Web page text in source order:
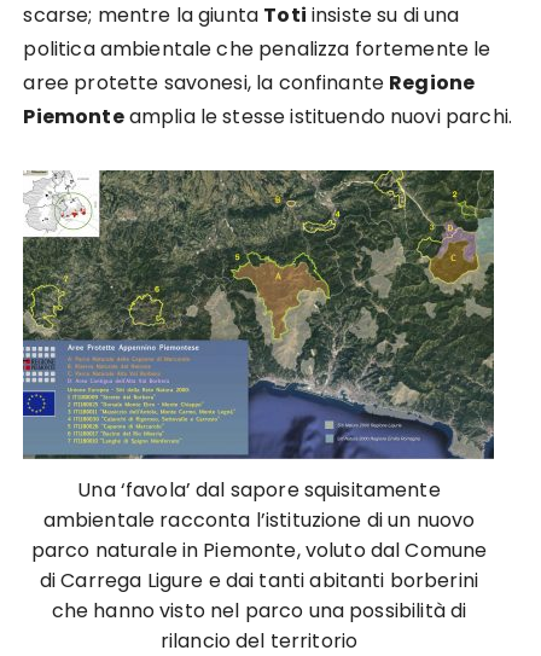
scarse; mentre la giunta Toti insiste su di una
politica ambientale che penalizza fortemente le
aree protette savonesi, la confinante Regione
Piemonteamplia le stesse istituendo nuovi parchi.
Una ‘favola’ dal sapore squisitamente
ambientale racconta l’istituzione di un nuovo
parco naturale in Piemonte, voluto dal Comune
di Carrega Ligure e dai tanti abitanti borberini
che hanno visto nel parco una possibilità di
rilancio del territorio